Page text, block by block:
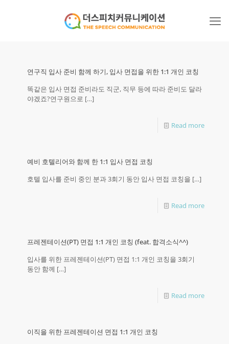
연구직 입사 준비 함께 하기, 입사 면접을 위한 1:1 개인 코칭
똑같은 입사 면접 준비라도 직군, 직무 등에 따라 준비도 달라
야겠죠?연구원으로 […]
Read more
예비 호텔리어와 함께 한 1:1 입사 면접 코칭
호텔 입사를 준비 중인 분과 3회기 동안 입사 면접 코칭을 […]
Read more
프레젠테이션(PT) 면접 1:1 개인 코칭 (feat. 합격소식^^)
입사를 위한 프레젠테이션(PT) 면접 1:1 개인 코칭을 3회기
동안 함께 […]
Read more
이직을 위한 프레젠테이션 면접 1:1 개인 코칭